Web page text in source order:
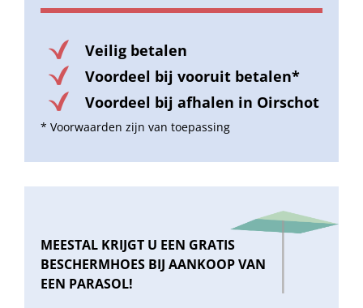
Veilig betalen
Voordeel bij vooruit betalen*
Voordeel bij afhalen in Oirschot
* Voorwaarden zijn van toepassing
MEESTAL KRIJGT U EEN GRATIS
BESCHERMHOES BIJ AANKOOP VAN
EEN PARASOL!